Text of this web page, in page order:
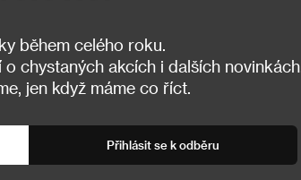
během celého roku.
chystaných akcích i dalších novinkách.
jen když máme co říct.
Přihlásit se k odběru